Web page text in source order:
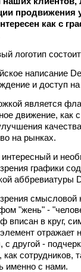
продвижения
как с
логотип
написание
и доступ
является
движение, как
на рынках.
и
графики
аббревиатуры
смысловой
"жень" -
вписан в круг,
отражает
с другой -
как
именно с нами.